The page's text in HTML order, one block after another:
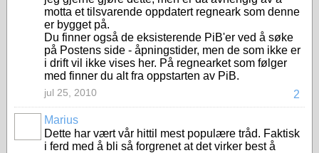
motta et tilsvarende oppdatert regneark som denne
er bygget på.
Du finner også de eksisterende PiB'er ved å søke
på Postens side - åpningstider, men de som ikke er
i drift vil ikke vises her. På regnearket som følger
med finner du alt fra oppstarten av PiB.
2
jul 25, 2010
Marius
Dette har vært vår hittil mest populære tråd. Faktisk
i ferd med å bli så forgrenet at det virker best å